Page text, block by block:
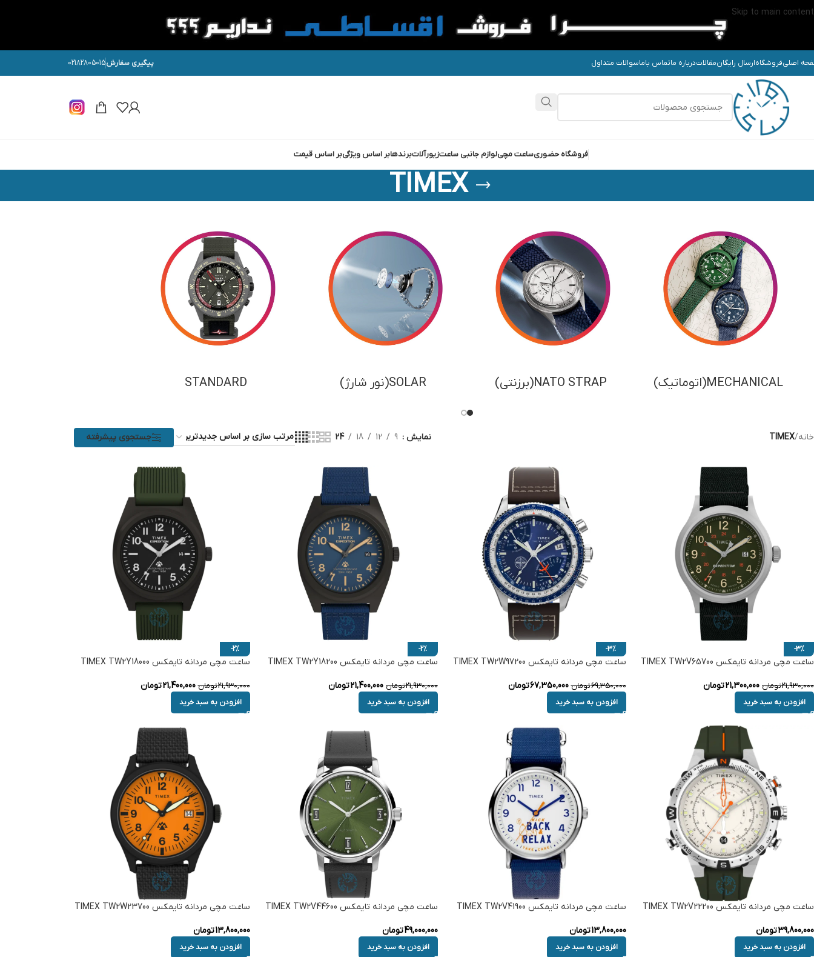
Skip to main content
اصلیفروشگاهارسال رایگانمقالاتدرباره ماتماس باماسوالات متداول پیگیری سفارش02182805015
فروشگاه حضوریساعت مچیلوازم جانبی ساعتزیورآلاتبرندهابر اساس ویژگیبر اساس قیمت
TIMEX
STANDARD
UFC تیتانیوم زنانه
خانه/
TIMEX نمایش 9
12
18
24 جستجوی پیشرفته
-3%
ساعت مچی مردانه تایمکس TIMEX TW2V65700
21,930,000تومان 21,300,000تومان
افزودن به سبد خرید
-3%
ساعت مچی مردانه تایمکس TIMEX TW2W97200
69,350,000تومان 67,350,000تومان
افزودن به سبد خرید
-2%
ساعت مچی مردانه تایمکس TIMEX TW2Y18200
21,930,000تومان 21,400,000تومان
افزودن به سبد خرید
-2%
ساعت مچی مردانه تایمکس TIMEX TW2Y18000
21,930,000تومان 21,400,000تومان
افزودن به سبد خرید
ساعت مچی مردانه تایمکس TIMEX TW2V22200
39,800,000تومان
افزودن به سبد خرید
ساعت مچی مردانه تایمکس TIMEX TW2V41900
13,800,000تومان
افزودن به سبد خرید
ساعت مچی مردانه تایمکس TIMEX TW2V44600
49,000,000تومان
افزودن به سبد خرید
ساعت مچی مردانه تایمکس TIMEX TW2W23700
13,800,000تومان
افزودن به سبد خرید